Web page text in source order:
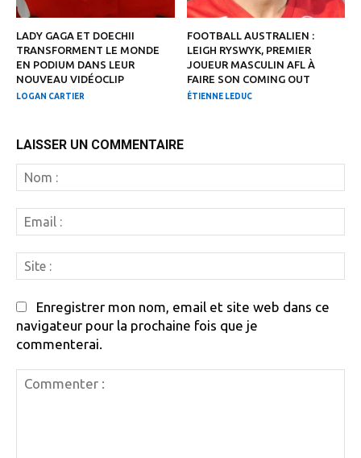
LADY GAGA ET DOECHII
TRANSFORMENT LE MONDE
EN PODIUM DANS LEUR
NOUVEAU VIDÉOCLIP
LOGAN CARTIER
FOOTBALL AUSTRALIEN :
LEIGH RYSWYK, PREMIER
JOUEUR MASCULIN AFL À
FAIRE SON COMING OUT
ÉTIENNE LEDUC
LAISSER UN COMMENTAIRE
:
:
:
Enregistrer mon nom, email et site web dans ce
navigateur pour la prochaine fois que je
commenterai.